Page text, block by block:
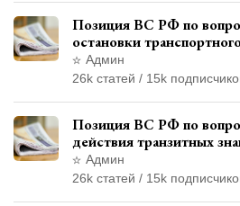
Позиция ВС РФ по
остановки
и квалификации
правонарушения
Админ
26k статей / 15k
Позиция ВС РФ по
действия транзитных
государства и отсутствия
административного
Админ
26k статей / 15k